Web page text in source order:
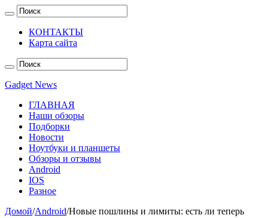
КОНТАКТЫ
Карта сайта
Gadget News
ГЛАВНАЯ
Наши обзоры
Подборки
Новости
Ноутбуки и планшеты
Обзоры и отзывы
Android
IOS
Разное
Домой/Android/Новые пошлины и лимиты: есть ли теперь